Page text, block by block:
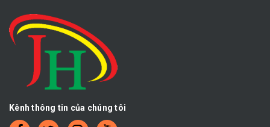
Kênh thông tin của chúng tôi